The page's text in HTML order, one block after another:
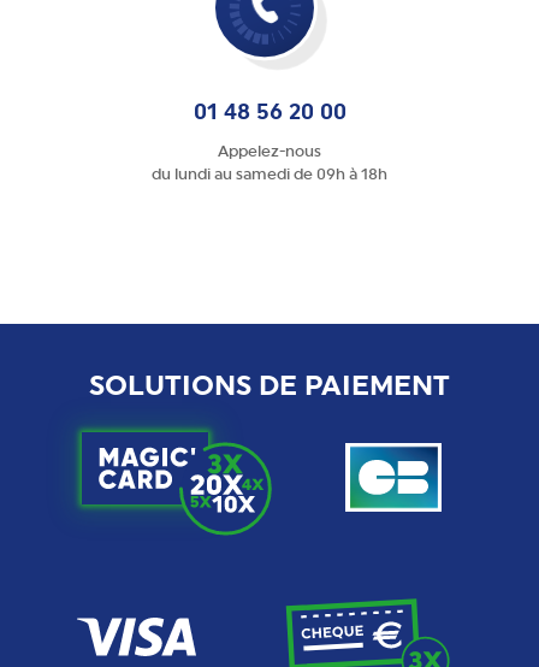
01 48 56 20 00
Appelez-nous
du lundi au samedi de 09h à 18h
SOLUTIONS DE PAIEMENT